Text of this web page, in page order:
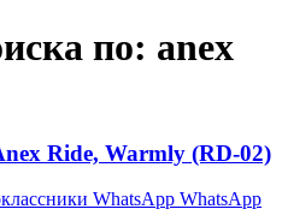
по: anex
Ride, Warmly (RD-02)
WhatsApp WhatsApp